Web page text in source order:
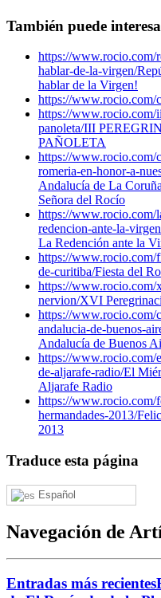
También puede
https://www.rocio.com/
hablar-de-la-virgen/
hablar de la Virgen!
https://www.rocio.com/
https://www.rocio.com/
panoleta/III
PAÑOLETA
https://www.rocio.com/
romeria-en-honor-a-
Andalucía de La
Señora del Rocío
https://www.rocio.com/
redencion-ante-la-
La Redención ante la
https://www.rocio.com/
de-curitiba/Fiesta del
https://www.rocio.com/
nervion/XVI
https://www.rocio.com/
andalucia-de-buenos-
Andalucía de Buenos
https://www.rocio.com/
de-aljarafe-radio/El
Aljarafe Radio
https://www.rocio.com/
hermandades-2013/
2013
Traduce esta página
Español
Navegación de
Entradas más recientes